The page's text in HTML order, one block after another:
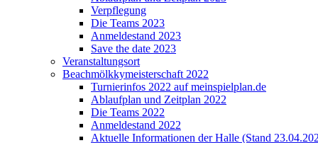
Verpflegung
Die Teams 2023
Anmeldestand 2023
Save the date 2023
Veranstaltungsort
Beachmölkkymeisterschaft 2022
Turnierinfos 2022 auf meinspielplan.de
Ablaufplan und Zeitplan 2022
Die Teams 2022
Anmeldestand 2022
Aktuelle Informationen der Halle (Stand